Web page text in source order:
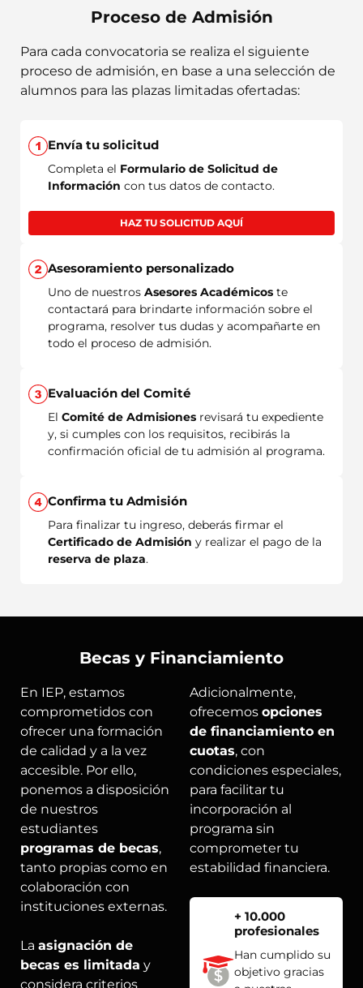
Proceso de Admisión
Para cada convocatoria se realiza el siguiente
proceso de admisión, en base a una selección de
alumnos para las plazas limitadas ofertadas:
Envía tu solicitud
Completa el Formulario de Solicitud de
Información con tus datos de contacto.
HAZ TU SOLICITUD AQUÍ
Asesoramiento personalizado
Uno de nuestros Asesores Académicos te
contactará para brindarte información sobre el
programa, resolver tus dudas y acompañarte en
todo el proceso de admisión.
Evaluación del Comité
El Comité de Admisiones revisará tu expediente
y, si cumples con los requisitos, recibirás la
confirmación oficial de tu admisión al programa.
Confirma tu Admisión
Para finalizar tu ingreso, deberás firmar el
Certificado de Admisión y realizar el pago de la
reserva de plaza.
Becas y Financiamiento
En IEP, estamos
comprometidos con
ofrecer una formación
de calidad y a la vez
accesible. Por ello,
ponemos a disposición
de nuestros
estudiantes
programas de becas,
tanto propias como en
colaboración con
instituciones externas.
La asignación de
becas es limitada y
considera criterios
Adicionalmente,
ofrecemos opciones
de financiamiento en
cuotas, con
condiciones especiales,
para facilitar tu
incorporación al
programa sin
comprometer tu
estabilidad financiera.
+ 10.000
profesionales
Han cumplido su
objetivo gracias